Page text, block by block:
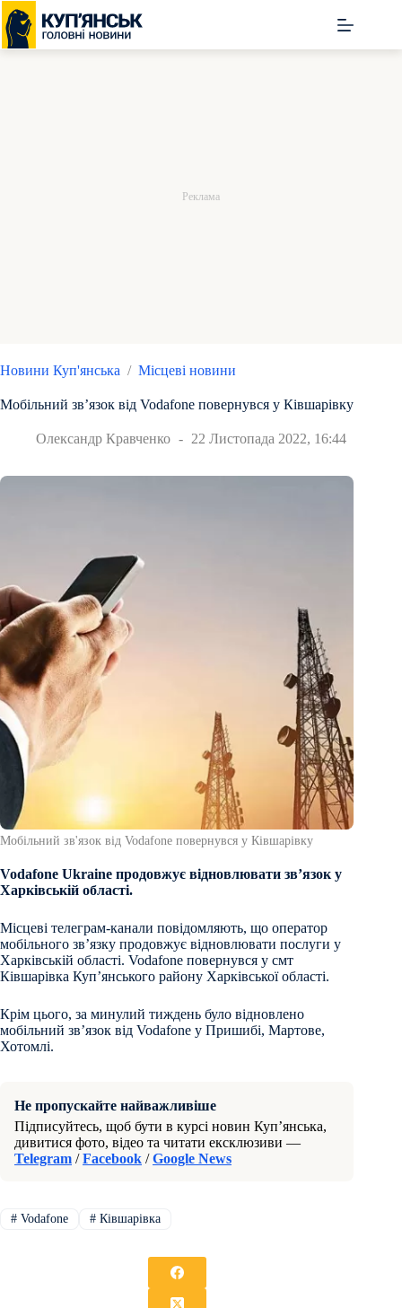
Перейти
до
вмісту
Новини Куп'янська / Місцеві новини
Мобільний зв’язок від Vodafone повернувся у Ківшарівку
Олександр Кравченко 22 Листопада 2022, 16:44
Мобільний зв'язок від Vodafone повернувся у Ківшарівку
Vodafone Ukraine продовжує відновлювати зв’язок у
Харківській області.
Місцеві телеграм-канали повідомляють, що оператор
мобільного зв’язку продовжує відновлювати послуги у
Харківській області. Vodafone повернувся у смт
Ківшарівка Куп’янського району Харківської області.
Крім цього, за минулий тиждень було відновлено
мобільний зв’язок від Vodafone у Пришибі, Мартове,
Хотомлі.
Не пропускайте найважливіше
Підписуйтесь, щоб бути в курсі новин Куп’янська,
дивитися фото, відео та читати ексклюзиви —
Telegram /Facebook /Google News
#Vodafone #Ківшарівка